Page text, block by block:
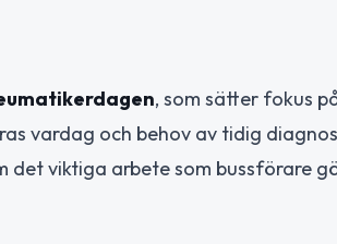
, som sätter fokus
vardag och behov av tidig
viktiga arbete som bussförare